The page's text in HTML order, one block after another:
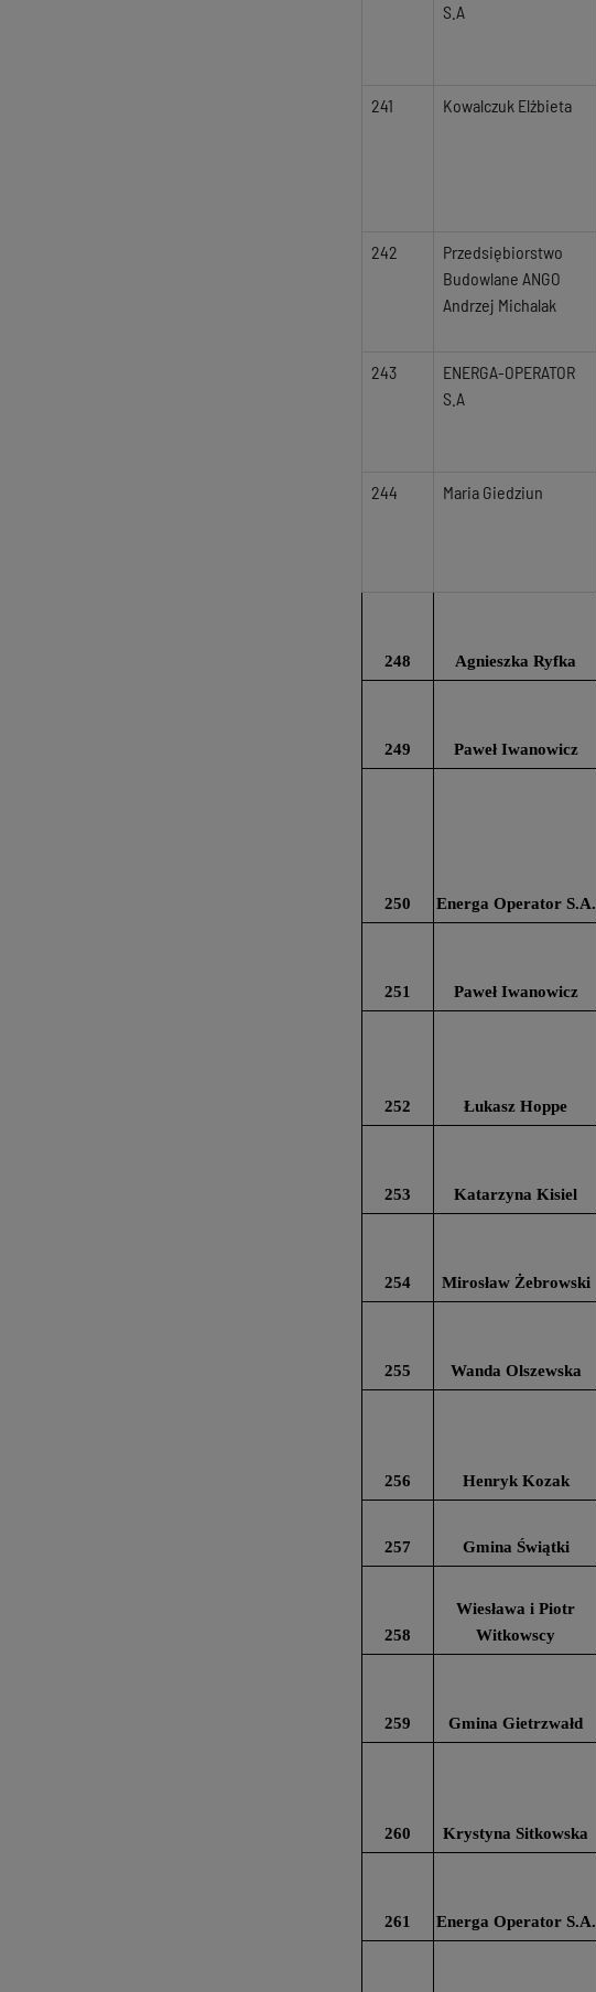
S.A
241
Kowalczuk Elżbieta
242
Przedsiębiorstwo
Budowlane ANGO
Andrzej Michalak
243
ENERGA-OPERATOR
S.A
244
Maria Giedziun
248 Agnieszka Ryfka
249 Paweł Iwanowicz
250 Energa Operator S.A.
251 Paweł Iwanowicz
252 Łukasz Hoppe
253 Katarzyna Kisiel
254 Mirosław Żebrowski
255 Wanda Olszewska
256 Henryk Kozak
257 Gmina Świątki
258
Wiesława i Piotr
Witkowscy
259 Gmina Gietrzwałd
260 Krystyna Sitkowska
261 Energa Operator S.A.